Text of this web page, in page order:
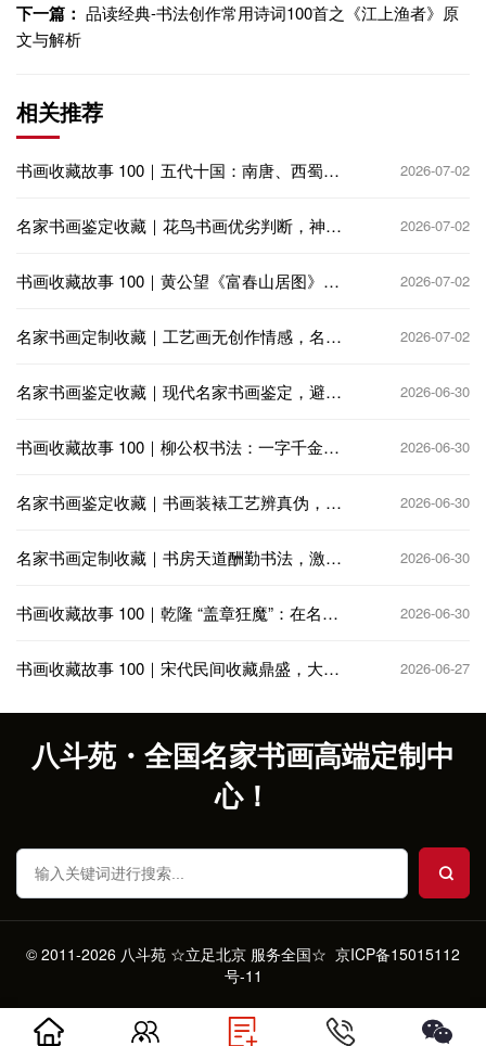
下一篇： 品读经典-书法创作常用诗词100首之《江上渔者》原
文与解析
相关推荐
书画收藏故事 100｜五代十国：南唐、西蜀偏
2026-07-02
名家书画鉴定收藏｜花鸟书画优劣判断，神韵
2026-07-02
书画收藏故事 100｜黄公望《富春山居图》：
2026-07-02
名家书画定制收藏｜工艺画无创作情感，名家
2026-07-02
名家书画鉴定收藏｜现代名家书画鉴定，避免
2026-06-30
书画收藏故事 100｜柳公权书法：一字千金，
2026-06-30
名家书画鉴定收藏｜书画装裱工艺辨真伪，老
2026-06-30
名家书画定制收藏｜书房天道酬勤书法，激励
2026-06-30
书画收藏故事 100｜乾隆 “盖章狂魔”：在名画
2026-06-30
书画收藏故事 100｜宋代民间收藏鼎盛，大相
2026-06-27
八斗苑・全国名家书画高端定制中
心！
© 2011-2026 八斗苑 ☆立足北京 服务全国☆ 京ICP备15015112
号-11